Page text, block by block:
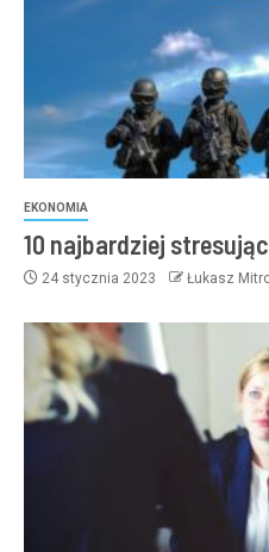
EKONOMIA
10 najbardziej
24 stycznia 2023 Łukasz